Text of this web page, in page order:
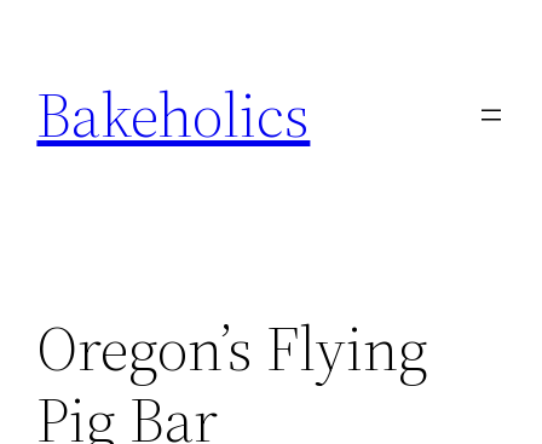
inhoud
Bakeholics
Oregon’s Flying
Pig Bar